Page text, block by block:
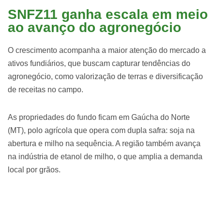
SNFZ11 ganha escala em meio
ao avanço do agronegócio
O crescimento acompanha a maior atenção do mercado a
ativos fundiários, que buscam capturar tendências do
agronegócio, como valorização de terras e diversificação
de receitas no campo.
As propriedades do fundo ficam em Gaúcha do Norte
(MT), polo agrícola que opera com dupla safra: soja na
abertura e milho na sequência. A região também avança
na indústria de etanol de milho, o que amplia a demanda
local por grãos.